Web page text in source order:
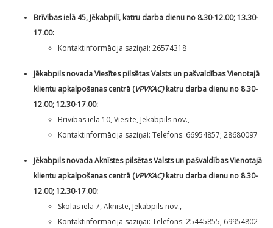
Brīvības ielā 45, Jēkabpilī, katru darba dienu no 8.30-12.00; 13.30-
17.00:
Kontaktinformācija saziņai: 26574318
Jēkabpils novada Viesītes pilsētas Valsts un pašvaldības Vienotajā
klientu apkalpošanas centrā (VPVKAC)katru darba dienu no 8.30-
12.00; 12.30-17.00:
Brīvības ielā 10, Viesītē, Jēkabpils nov.,
Kontaktinformācija saziņai: Telefons: 66954857; 28680097
Jēkabpils novada Aknīstes pilsētas Valsts un pašvaldības Vienotajā
klientu apkalpošanas centrā (VPVKAC)katru darba dienu no 8.30-
12.00; 12.30-17.00:
Skolas iela 7, Aknīste, Jēkabpils nov.,
Kontaktinformācija saziņai: Telefons: 25445855, 69954802